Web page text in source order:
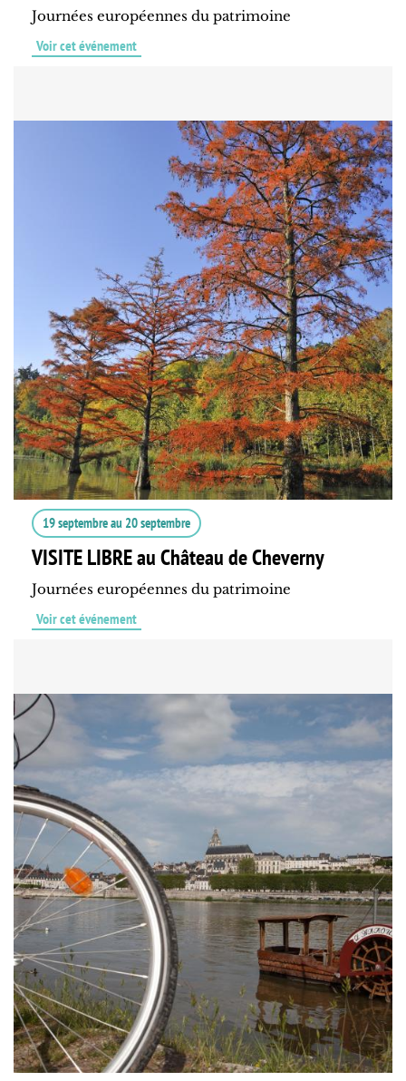
Journées européennes du patrimoine
Voir cet événement
19 septembreau 20 septembre
VISITE LIBRE au Château de Cheverny
Journées européennes du patrimoine
Voir cet événement